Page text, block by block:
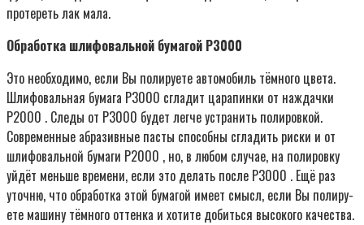
про­те­реть лак мала.
Обра­бот­ка шли­фо­валь­ной бума­гой P3000
Это необ­хо­ди­мо, если Вы поли­ру­е­те авто­мо­биль тём­но­го цве­та.
Шли­фо­валь­ная бума­га P3000 сгла­дит цара­пин­ки от наждач­ки
P2000 . Сле­ды от P3000 будет лег­че устра­нить поли­ров­кой.
Совре­мен­ные абра­зив­ные пас­ты спо­соб­ны сгла­дить рис­ки и от
шли­фо­валь­ной бума­ги P2000 , но, в любом слу­чае, на поли­ров­ку
уйдёт мень­ше вре­ме­ни, если это делать после P3000 . Ещё раз
уточ­ню, что обра­бот­ка этой бума­гой име­ет смысл, если Вы поли­ру­
е­те маши­ну тём­но­го оттен­ка и хоти­те добить­ся высо­ко­го качества.